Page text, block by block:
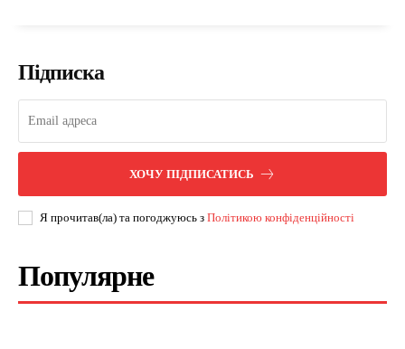
Підписка
ХОЧУ ПІДПИСАТИСЬ
Я прочитав(ла) та погоджуюсь з Політикою конфіденційності
Популярне